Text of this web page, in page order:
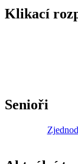
Klikací
Senioři